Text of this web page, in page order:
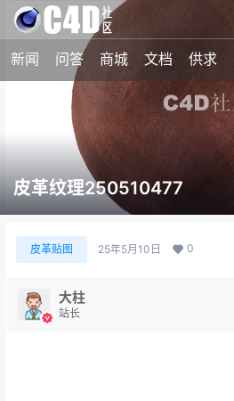
新闻 问答 商城 文档 供求
皮革纹理250510477
皮革贴图 25年5月10日 0
大柱
站长